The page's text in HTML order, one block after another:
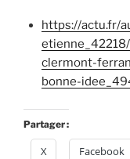
https://actu.fr/
clermont-
bonne-
Partager :
X Facebook